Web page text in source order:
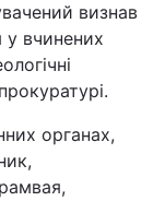
визнав
у вчинених
органах,